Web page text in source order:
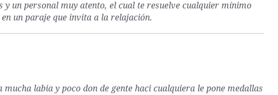
un personal muy atento, el cual te resuelve cualquier mínimo
un paraje que invita a la relajación.
labia y poco don de gente haci cualquiera le pone medallas